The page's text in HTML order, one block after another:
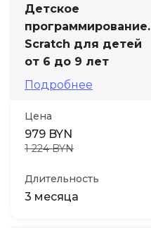
Детское
программирование.
Scratch для детей
от 6 до 9 лет
Подробнее
Цена
979 BYN
1 224 BYN
Длительность
3 месяца